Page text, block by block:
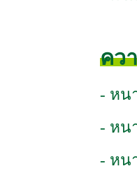
คว
- หน
- หน
- หน